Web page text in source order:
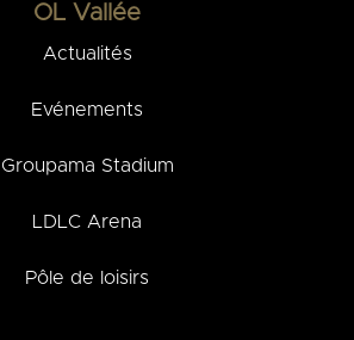
OL Vallée
Actualités
Evénements
Groupama Stadium
LDLC Arena
Pôle de loisirs